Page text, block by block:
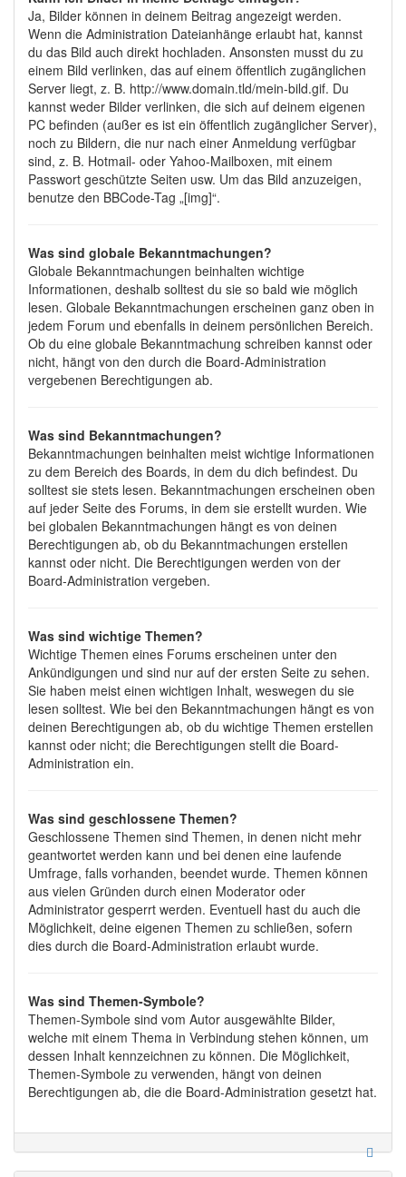
Ja, Bilder können in deinem Beitrag angezeigt werden.
Wenn die Administration Dateianhänge erlaubt hat, kannst
du das Bild auch direkt hochladen. Ansonsten musst du zu
einem Bild verlinken, das auf einem öffentlich zugänglichen
Server liegt, z. B. http://www.domain.tld/mein-bild.gif. Du
kannst weder Bilder verlinken, die sich auf deinem eigenen
PC befinden (außer es ist ein öffentlich zugänglicher Server),
noch zu Bildern, die nur nach einer Anmeldung verfügbar
sind, z. B. Hotmail- oder Yahoo-Mailboxen, mit einem
Passwort geschützte Seiten usw. Um das Bild anzuzeigen,
benutze den BBCode-Tag „[img]“.
Was sind globale Bekanntmachungen?
Globale Bekanntmachungen beinhalten wichtige
Informationen, deshalb solltest du sie so bald wie möglich
lesen. Globale Bekanntmachungen erscheinen ganz oben in
jedem Forum und ebenfalls in deinem persönlichen Bereich.
Ob du eine globale Bekanntmachung schreiben kannst oder
nicht, hängt von den durch die Board-Administration
vergebenen Berechtigungen ab.
Was sind Bekanntmachungen?
Bekanntmachungen beinhalten meist wichtige Informationen
zu dem Bereich des Boards, in dem du dich befindest. Du
solltest sie stets lesen. Bekanntmachungen erscheinen oben
auf jeder Seite des Forums, in dem sie erstellt wurden. Wie
bei globalen Bekanntmachungen hängt es von deinen
Berechtigungen ab, ob du Bekanntmachungen erstellen
kannst oder nicht. Die Berechtigungen werden von der
Board-Administration vergeben.
Was sind wichtige Themen?
Wichtige Themen eines Forums erscheinen unter den
Ankündigungen und sind nur auf der ersten Seite zu sehen.
Sie haben meist einen wichtigen Inhalt, weswegen du sie
lesen solltest. Wie bei den Bekanntmachungen hängt es von
deinen Berechtigungen ab, ob du wichtige Themen erstellen
kannst oder nicht; die Berechtigungen stellt die Board-
Administration ein.
Was sind geschlossene Themen?
Geschlossene Themen sind Themen, in denen nicht mehr
geantwortet werden kann und bei denen eine laufende
Umfrage, falls vorhanden, beendet wurde. Themen können
aus vielen Gründen durch einen Moderator oder
Administrator gesperrt werden. Eventuell hast du auch die
Möglichkeit, deine eigenen Themen zu schließen, sofern
dies durch die Board-Administration erlaubt wurde.
Was sind Themen-Symbole?
Themen-Symbole sind vom Autor ausgewählte Bilder,
welche mit einem Thema in Verbindung stehen können, um
dessen Inhalt kennzeichnen zu können. Die Möglichkeit,
Themen-Symbole zu verwenden, hängt von deinen
Berechtigungen ab, die die Board-Administration gesetzt hat.